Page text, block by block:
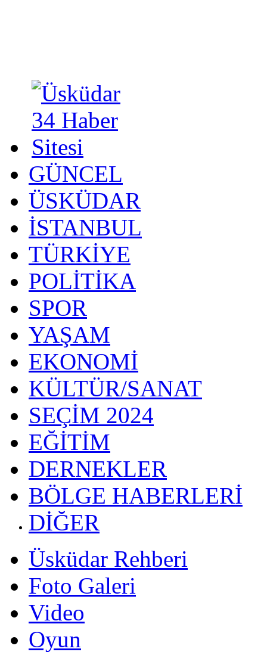
GÜNCEL
ÜSKÜDAR
İSTANBUL
TÜRKİYE
POLİTİKA
SPOR
YAŞAM
EKONOMİ
KÜLTÜR/SANAT
SEÇİM 2024
EĞİTİM
DERNEKLER
BÖLGE HABERLERİ
DİĞER
Üsküdar Rehberi
Foto Galeri
Video
Oyun